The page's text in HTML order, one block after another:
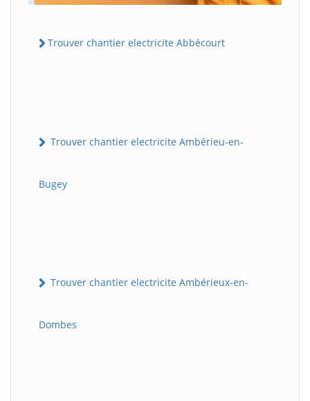
Trouver chantier electricite Abbécourt
Trouver chantier electricite Ambérieu-en-
Bugey
Trouver chantier electricite Ambérieux-en-
Dombes